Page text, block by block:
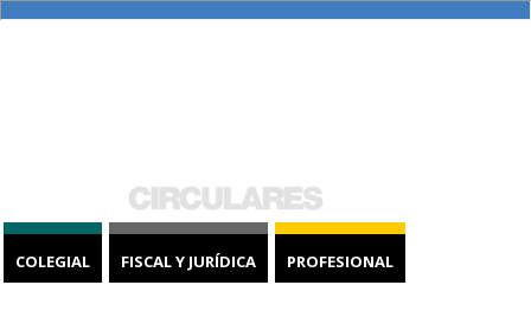
COLEGIAL FISCAL Y JURÍDICA PROFESIONAL